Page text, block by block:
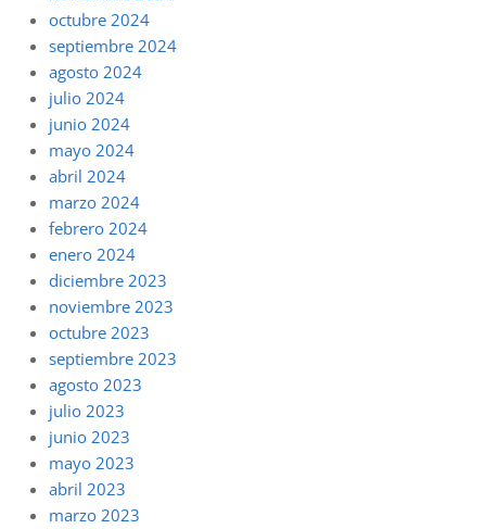
octubre 2024
septiembre 2024
agosto 2024
julio 2024
junio 2024
mayo 2024
abril 2024
marzo 2024
febrero 2024
enero 2024
diciembre 2023
noviembre 2023
octubre 2023
septiembre 2023
agosto 2023
julio 2023
junio 2023
mayo 2023
abril 2023
marzo 2023